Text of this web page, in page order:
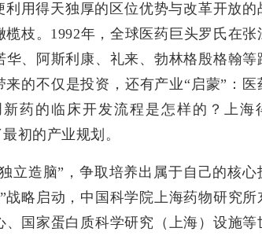
利用得天独厚的区位优势与改革开放的
枝。1992年，全球医药巨头罗氏在张
、阿斯利康、礼来、勃林格殷格翰等
的不仅是投资，还有产业“启蒙”：医
药的临床开发流程是怎样的？上海
初的产业规划。
立造脑”，争取培养出属于自己的核心
战略启动，中国科学院上海药物研究所
国家蛋白质科学研究（上海）设施等